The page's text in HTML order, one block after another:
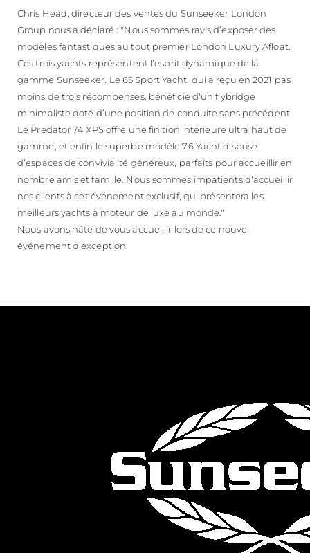
Chris Head, directeur des ventes du Sunseeker London
Group nous a déclaré : "Nous sommes ravis d’exposer des
modèles fantastiques au tout premier London Luxury Afloat.
Ces trois yachts représentent l’esprit dynamique de la
gamme Sunseeker. Le 65 Sport Yacht, qui a reçu en 2021 pas
moins de trois récompenses, bénéficie d'un flybridge
minimaliste doté d’une position de conduite sans précédent.
Le Predator 74 XPS offre une finition intérieure ultra haut de
gamme, et enfin le superbe modèle 76 Yacht dispose
d’espaces de convivialité généreux, parfaits pour accueillir en
nombre amis et famille. Nous sommes impatients d'accueillir
nos clients à cet événement exclusif, qui présentera les
meilleurs yachts à moteur de luxe au monde."
Nous avons hâte de vous accueillir lors de ce nouvel
événement d’exception.